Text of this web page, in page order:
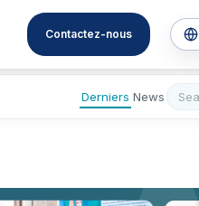
Contactez-nous
Derniers News